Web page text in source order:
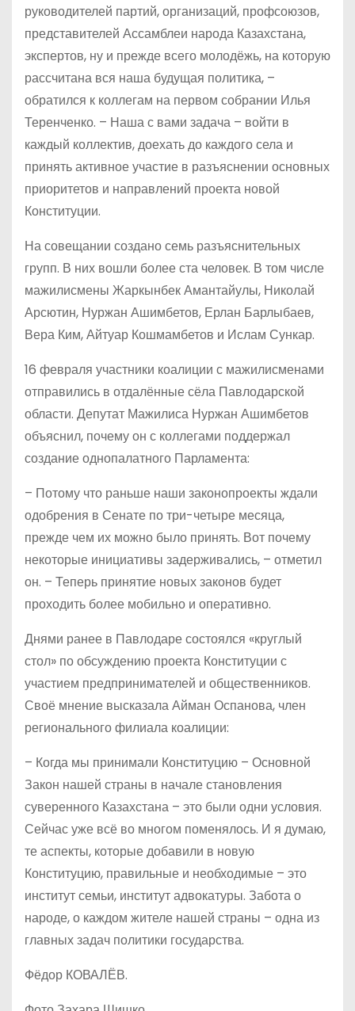
руководителей партий, организаций, проф­союзов,
представителей Ассамблеи народа Казахстана,
экспертов, ну и прежде всего молодёжь, на которую
рассчитана вся наша будущая политика, –
обратился к коллегам на первом собрании Илья
Теренченко. – Наша с вами задача – войти в
каждый коллектив, доехать до каждого села и
принять активное участие в разъяснении основных
приоритетов и направлений проекта новой
Конституции.
На совещании создано семь разъяснительных
групп. В них вошли более ста человек. В том числе
мажилисмены Жаркынбек Амантайулы, Николай
Арсютин, Нуржан Ашимбетов, Ерлан Барлыбаев,
Вера Ким, Айтуар Кошмамбетов и Ислам Сункар.
16 февраля участники коалиции с мажилисменами
отправились в отдалённые сёла Павлодарской
области. Депутат Мажилиса Нуржан Ашимбетов
объяснил, почему он с коллегами поддержал
создание однопалатного Парламента:
– Потому что раньше наши законопроекты ждали
одобрения в Сенате по три-четыре месяца,
прежде чем их можно было принять. Вот почему
некоторые инициативы задерживались, – отметил
он. – Теперь принятие новых законов будет
проходить более мобильно и оперативно.
Днями ранее в Павлодаре состоялся «круглый
стол» по обсуждению проекта Конституции с
участием предпринимателей и общественников.
Своё мнение высказала Айман Оспанова, член
регионального филиала коалиции:
– Когда мы принимали Конституцию – Основной
Закон нашей страны в начале становления
суверенного Казахстана – это были одни условия.
Сейчас уже всё во многом поменялось. И я думаю,
те аспекты, которые добавили в новую
Конституцию, правильные и необходимые – это
институт семьи, институт адвокатуры. Забота о
народе, о каждом жителе нашей страны – одна из
главных задач политики государства.
Фёдор КОВАЛЁВ.